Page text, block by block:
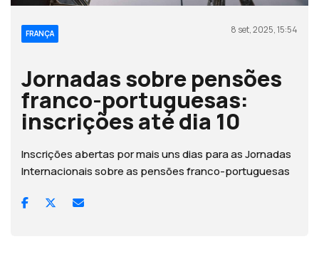
FRANÇA 8 set, 2025, 15:54
Jornadas sobre pensões
franco-portuguesas:
inscrições até dia 10
Inscrições abertas por mais uns dias para as Jornadas
Internacionais sobre as pensões franco-portuguesas